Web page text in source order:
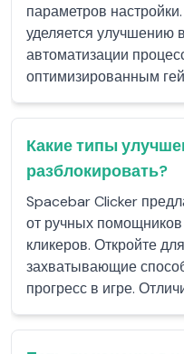
параметров
уделяется улучшению
автоматизации
оптимизированным
Какие типы
разблокировать?
Spacebar Clicker
от ручных
кликеров. Откройте
захватывающие
прогресс в игре.